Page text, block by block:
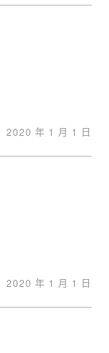
2020 年 1 月 1 日
2020 年 1 月 1 日